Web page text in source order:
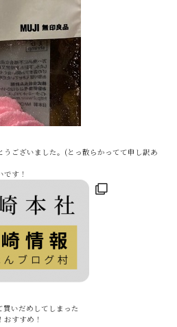
ございました。(とっ散らかってて申し訳あ
す！
いだめしてしまった
すすめ！